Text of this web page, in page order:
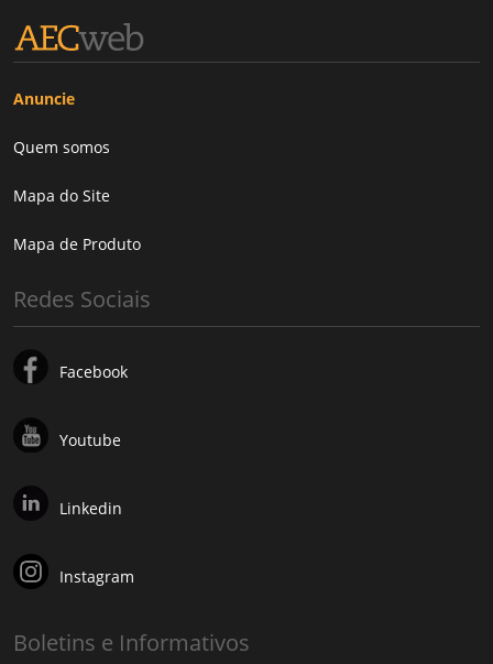
Anuncie
Quem somos
Mapa do Site
Mapa de Produto
Redes Sociais
Facebook
Youtube
Linkedin
Instagram
Boletins e Informativos